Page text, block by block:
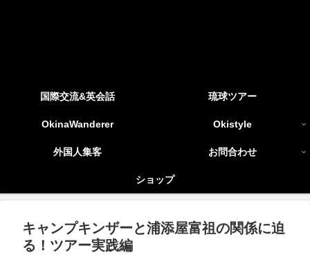
国際交流&英会話 琉球ツアー
OkinaWanderer Okistyle
外国人集客 お問合わせ
ショップ
キャンプキンザーと浦添屋富祖の関係に迫
る！ツアー実践編